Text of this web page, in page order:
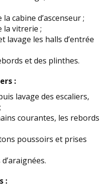
cabine d’ascenseur ;
la vitrerie ;
lavage les halls d’entrée
et des plinthes.
:
lavage des escaliers,
courantes, les rebords
poussoirs et prises
: